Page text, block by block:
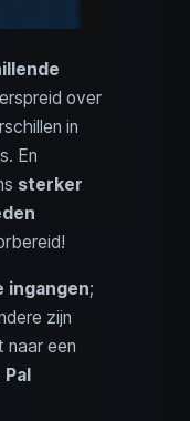
over
in
En
sterker
ingangen;
zijn
naar een
Pal